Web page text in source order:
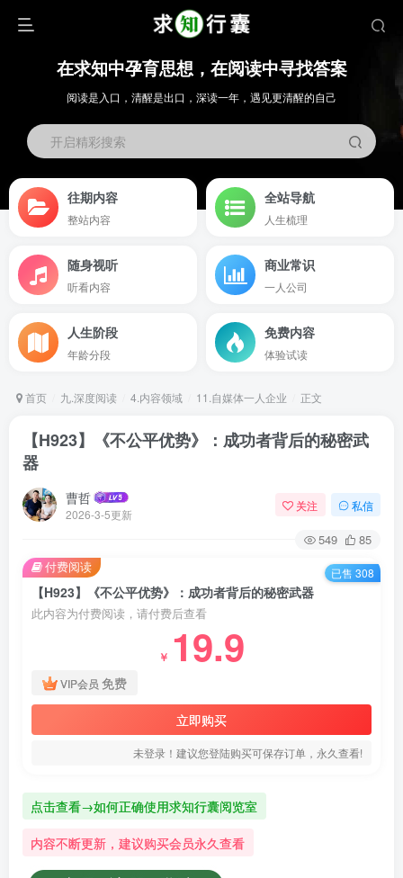
在求知中孕育思想，在阅读中寻找答案
阅读是入口，清醒是出口，深读一年，遇见更清醒的自己
开启精彩搜索
往期内容
整站内容
全站导航
人生梳理
随身视听
听看内容
商业常识
一人公司
人生阶段
年龄分段
免费内容
体验试读
首页 九.深度阅读 4.内容领域 11.自媒体一人企业 正文
【H923】《不公平优势》：成功者背后的秘密武
器
曹哲
2026-3-5更新
关注 私信
549 85
【H923】《不公平优势》：成功者背后的秘密武器
此内容为付费阅读，请付费后查看
￥ 19.9
VIP会员 免费
立即购买
未登录！建议您登陆购买可保存订单，永久查看!
付费阅读 已售 308
点击查看→如何正确使用求知行囊阅览室
内容不断更新，建议购买会员永久查看